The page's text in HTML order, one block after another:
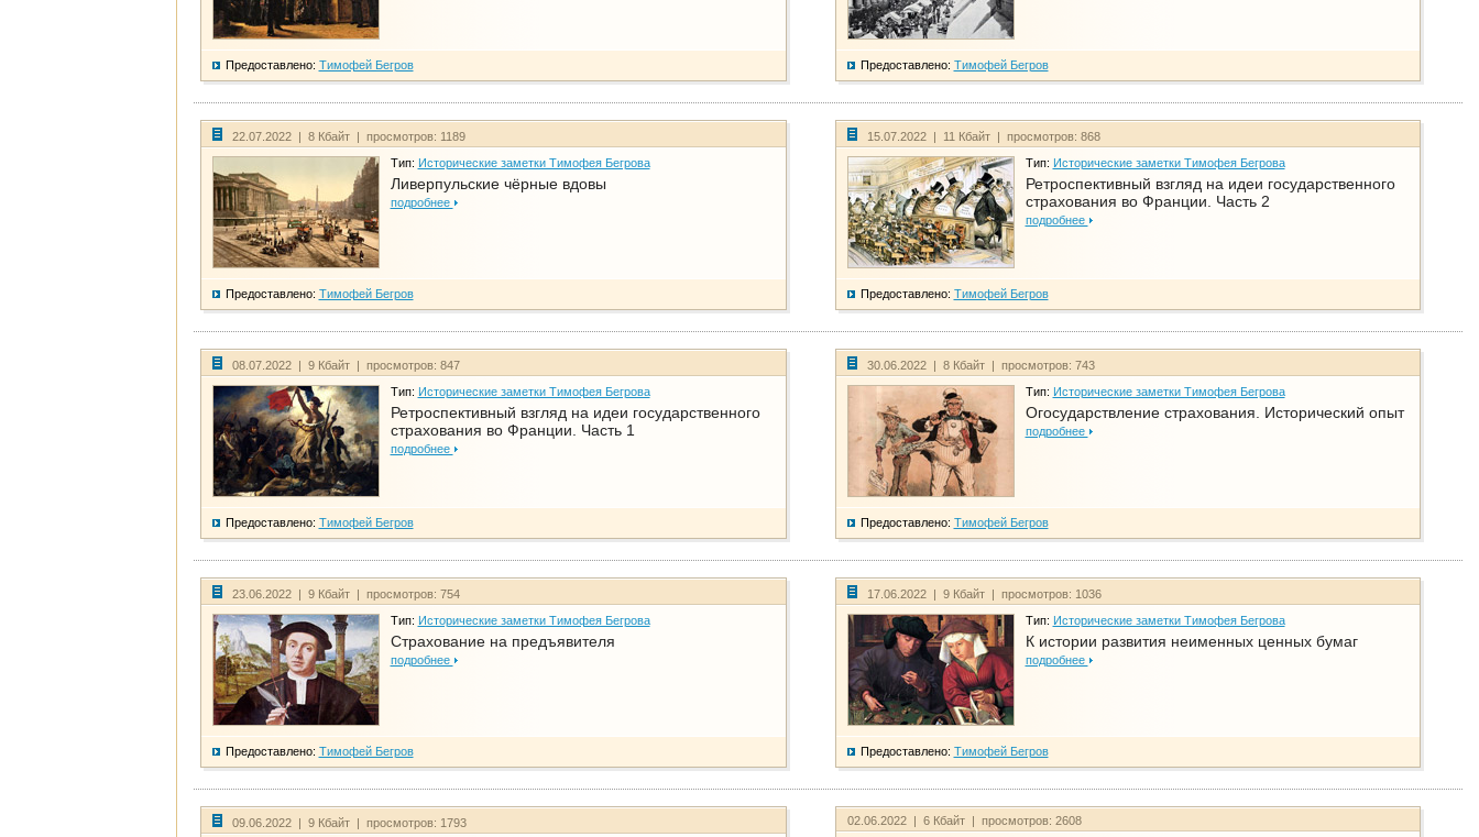
Предоставлено: Тимофей Бегров Предоставлено: Тимофей Бегров
22.07.2022 | 8 Кбайт | просмотров: 1189
Тип: Исторические заметки Тимофея Бегрова
Ливерпульские чёрные вдовы
подробнее
Предоставлено: Тимофей Бегров
15.07.2022 | 11 Кбайт | просмотров: 868
Тип: Исторические заметки Тимофея Бегрова
Ретроспективный взгляд на идеи государственного
страхования во Франции. Часть 2
подробнее
Предоставлено: Тимофей Бегров
08.07.2022 | 9 Кбайт | просмотров: 847
Тип: Исторические заметки Тимофея Бегрова
Ретроспективный взгляд на идеи государственного
страхования во Франции. Часть 1
подробнее
Предоставлено: Тимофей Бегров
30.06.2022 | 8 Кбайт | просмотров: 743
Тип: Исторические заметки Тимофея Бегрова
Огосударствление страхования. Исторический опыт
подробнее
Предоставлено: Тимофей Бегров
23.06.2022 | 9 Кбайт | просмотров: 754
Тип: Исторические заметки Тимофея Бегрова
Страхование на предъявителя
подробнее
Предоставлено: Тимофей Бегров
17.06.2022 | 9 Кбайт | просмотров: 1036
Тип: Исторические заметки Тимофея Бегрова
К истории развития неименных ценных бумаг
подробнее
Предоставлено: Тимофей Бегров
09.06.2022 | 9 Кбайт | просмотров: 1793 02.06.2022 | 6 Кбайт | просмотров: 2608